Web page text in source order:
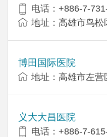
电话：+886-7-
地址：高雄市鸟
博田国际医院
地址：高雄市左
义大大昌医院
电话：+886-7-